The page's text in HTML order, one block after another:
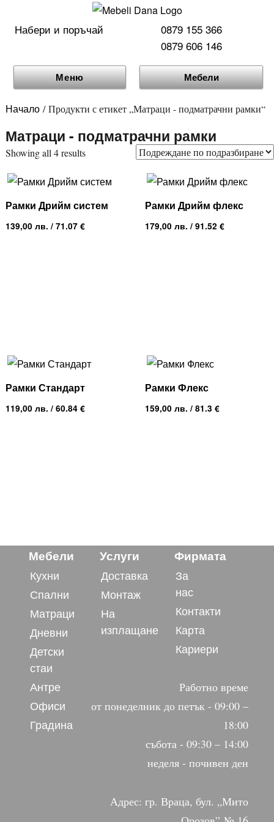
Набери и поръчай
0879 155 366
0879 606 146
Меню Мебели
Начало/ Продукти с етикет „Матраци - подматрачни рамки“
Матраци - подматрачни рамки
Showing all 4 results
Рамки Дрийм систем
139,00 лв. / 71.07 €
Рамки Дрийм флекс
179,00лв. / 91.52 €
Рамки Стандарт
119,00 лв. / 60.84 €
Рамки Флекс
159,00лв. / 81.3 €
Мебели
Кухни
Спални
Матраци
Дневни
Детски
стаи
Антре
Офиси
Градина
Услуги
Доставка
Монтаж
На
изплащане
Фирмата
За
нас
Контакти
Карта
Кариери
Работно време
от понеделник до петък - 09:00 –
18:00
събота - 09:30 – 14:00
неделя - почивен ден
Адрес: гр. Враца, бул. „Мито